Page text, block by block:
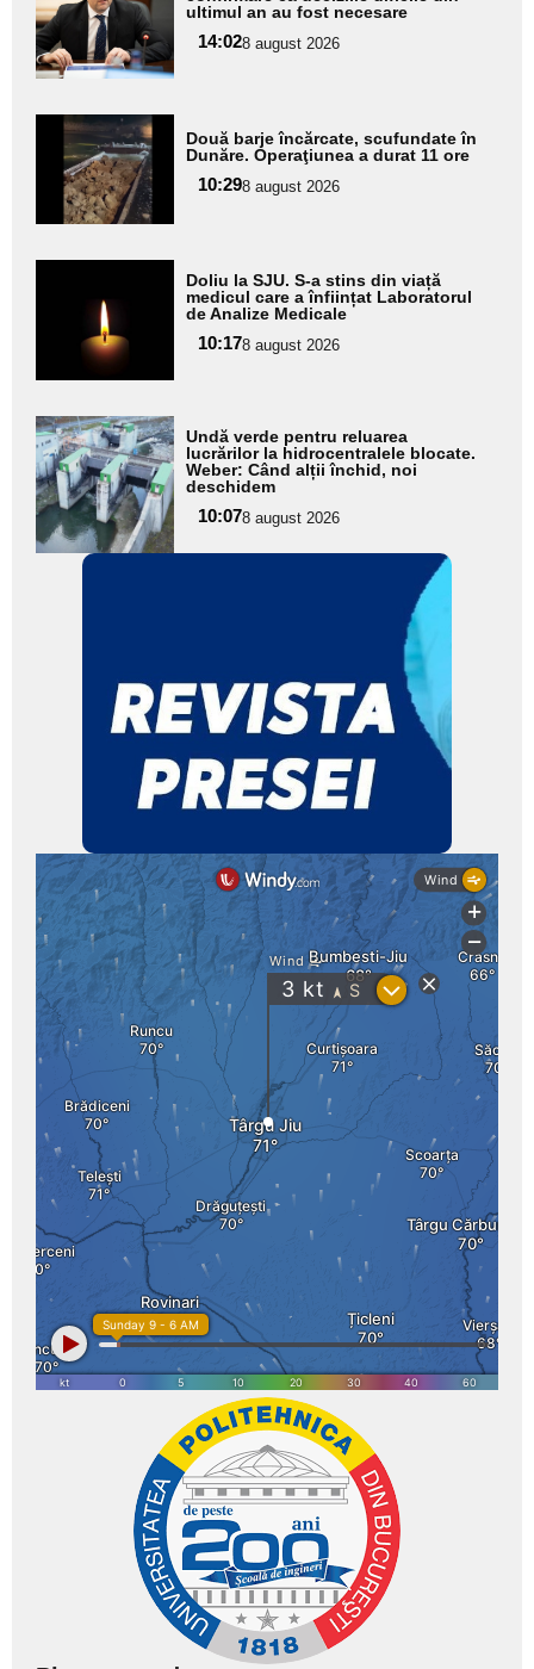
pentru
subtitlu
ultimul an au fost necesare
14:028 august 2026
Adaugă
aici textul
pentru
subtitlu
Două barje încărcate, scufundate în
Dunăre. Operaţiunea a durat 11 ore
10:298 august 2026
aici textul
pentru
subtitlu
Doliu la SJU. S-a stins din viață
medicul care a înființat Laboratorul
de Analize Medicale
10:178 august 2026
Adaugă
aici textul
pentru
subtitlu
Undă verde pentru reluarea
lucrărilor la hidrocentralele blocate.
Weber: Când alții închid, noi
deschidem
10:078 august 2026